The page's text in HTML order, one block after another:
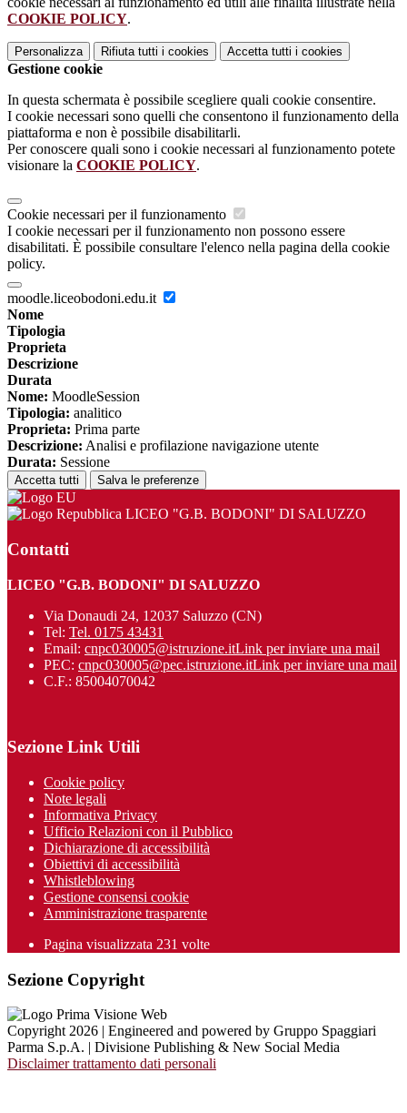
COOKIE POLICY.
Personalizza Rifiuta tutti i cookies Accetta tutti i cookies
Gestione cookie
In questa schermata è possibile scegliere quali cookie consentire.
I cookie necessari sono quelli che consentono il funzionamento della
piattaforma e non è possibile disabilitarli.
Per conoscere quali sono i cookie necessari al funzionamento potete
visionare la COOKIE POLICY.
Cookie necessari per il funzionamento
I cookie necessari per il funzionamento non possono essere
disabilitati. È possibile consultare l'elenco nella pagina della cookie
policy.
moodle.liceobodoni.edu.it
Nome
Tipologia
Proprieta
Descrizione
Durata
Nome: MoodleSession
Tipologia: analitico
Proprieta: Prima parte
Descrizione: Analisi e profilazione navigazione utente
Durata: Sessione
Accetta tutti Salva le preferenze
LICEO "G.B. BODONI" DI SALUZZO
Contatti
LICEO "G.B. BODONI" DI SALUZZO
Via Donaudi 24, 12037 Saluzzo (CN)
Tel: Tel. 0175 43431
Email: cnpc030005@istruzione.itLink per inviare una mail
PEC: cnpc030005@pec.istruzione.itLink per inviare una mail
C.F.: 85004070042
Sezione Link Utili
Cookie policy
Note legali
Informativa Privacy
Ufficio Relazioni con il Pubblico
Dichiarazione di accessibilità
Obiettivi di accessibilità
Whistleblowing
Gestione consensi cookie
Amministrazione trasparente
Pagina visualizzata 231 volte
Sezione Copyright
Copyright 2026 | Engineered and powered by Gruppo Spaggiari
Parma S.p.A. | Divisione Publishing & New Social Media
Disclaimer trattamento dati personali